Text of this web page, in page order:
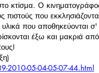
κτίσμα. Ο
που
που αποθηκεύονται
έξω και μακριά
2010-05-04-05-07-44.html